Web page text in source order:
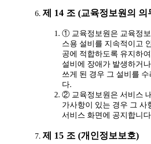
제 14 조 (교육정보원의 의
① 교육정보원은 교육정보
스용 설비를 지속적이고
공에 적합하도록 유지하
설비에 장애가 발생하거
쓰게 된 경우 그 설비를 수
다.
② 교육정보원은 서비스
가사항이 있는 경우 그 사
서비스 화면에 공지합니
제 15 조 (개인정보보호)